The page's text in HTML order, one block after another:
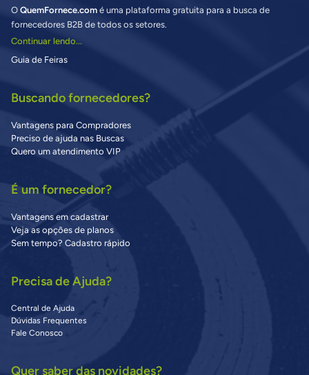
O QuemFornece.com é uma plataforma gratuita para a busca de
fornecedores B2B de todos os setores.
Continuar lendo...
Guia de Feiras
Buscando fornecedores?
Vantagens para Compradores
Preciso de ajuda nas Buscas
Quero um atendimento VIP
É um fornecedor?
Vantagens em cadastrar
Veja as opções de planos
Sem tempo? Cadastro rápido
Precisa de Ajuda?
Central de Ajuda
Dúvidas Frequentes
Fale Conosco
Quer saber das novidades?